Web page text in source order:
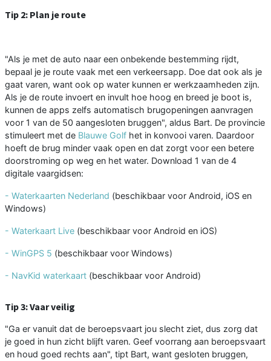
Tip 2: Plan je route
"Als je met de auto naar een onbekende bestemming rijdt,
bepaal je je route vaak met een verkeersapp. Doe dat ook als je
gaat varen, want ook op water kunnen er werkzaamheden zijn.
Als je de route invoert en invult hoe hoog en breed je boot is,
kunnen de apps zelfs automatisch brugopeningen aanvragen
voor 1 van de 50 aangesloten bruggen", aldus Bart. De provincie
stimuleert met de Blauwe Golf het in konvooi varen. Daardoor
hoeft de brug minder vaak open en dat zorgt voor een betere
doorstroming op weg en het water. Download 1 van de 4
digitale vaargidsen:
- Waterkaarten Nederland (beschikbaar voor Android, iOS en
Windows)
- Waterkaart Live (beschikbaar voor Android en iOS)
- WinGPS 5 (beschikbaar voor Windows)
- NavKid waterkaart (beschikbaar voor Android)
Tip 3: Vaar veilig
"Ga er vanuit dat de beroepsvaart jou slecht ziet, dus zorg dat
je goed in hun zicht blijft varen. Geef voorrang aan beroepsvaart
en houd goed rechts aan", tipt Bart, want gesloten bruggen,